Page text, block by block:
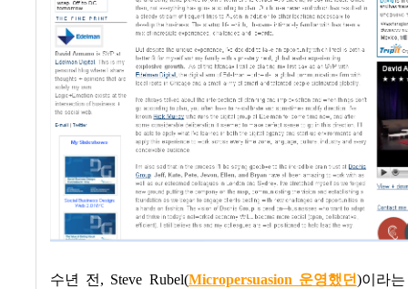
수년 전 , Steve Rubel(Micropersuasion 운영했던)이라